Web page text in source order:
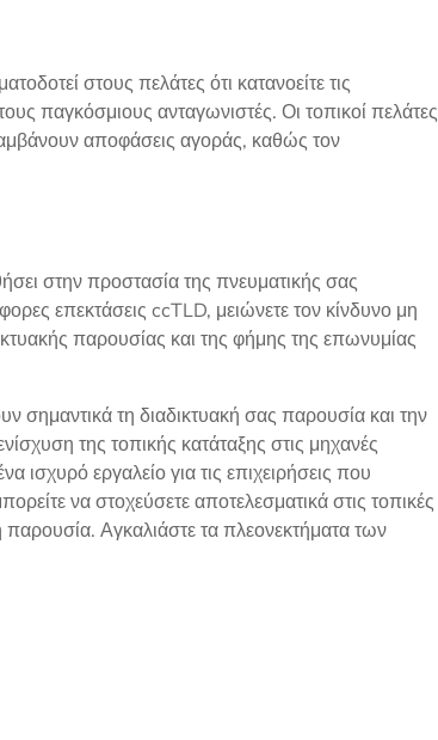
στους πελάτες ότι κατανοείτε τις
παγκόσμιους ανταγωνιστές. Οι τοπικοί πελάτες
αποφάσεις αγοράς, καθώς τον
στην προστασία της πνευματικής σας
επεκτάσεις ccTLD, μειώνετε τον κίνδυνο μη
παρουσίας και της φήμης της επωνυμίας
τη διαδικτυακή σας παρουσία και την
της τοπικής κατάταξης στις μηχανές
εργαλείο για τις επιχειρήσεις που
να στοχεύσετε αποτελεσματικά στις τοπικές
παρουσία. Αγκαλιάστε τα πλεονεκτήματα των